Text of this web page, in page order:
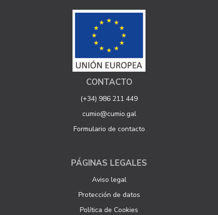
CONTACTO
(+34) 986 211 449
cumio@cumio.gal
Formulario de contacto
PÁGINAS LEGALES
Aviso legal
Protección de datos
Política de Cookies